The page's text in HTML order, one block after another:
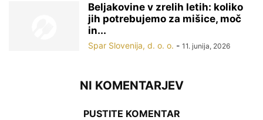
Beljakovine v zrelih letih: koliko
jih potrebujemo za mišice, moč
in...
Spar Slovenija, d. o. o. - 11. junija, 2026
NI KOMENTARJEV
PUSTITE KOMENTAR